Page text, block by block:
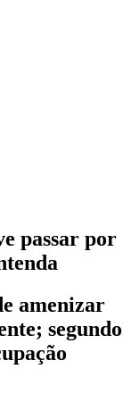
passar por
amenizar
segundo